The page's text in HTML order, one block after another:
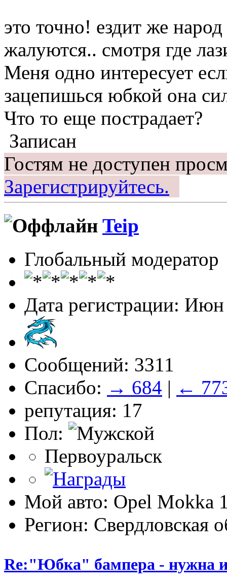
это точно! ездит же
жалуются.. смотря где
Меня одно интересует
зацепишься юбкой она
Что то еще пострадает?
Записан
Гостям не доступен
Зарегистрируйтесь.
Teip
Глобальный модератор
Дата регистрации:
Сообщений: 3311
Спасибо: → 684 | ←
репутация: 17
Пол:
Первоуральск
Мой авто: Opel Mokka
Регион: Свердловская
Re:"Юбка" бампера - нужна